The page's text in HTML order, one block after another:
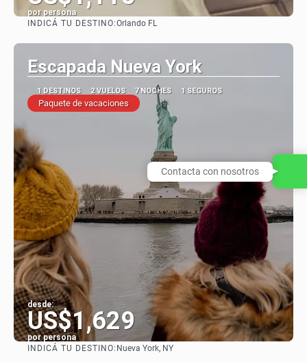
por persona
INDICÁ TU DESTINO:Orlando FL
Escapada Nueva York
1 DESTINOS 2 VUELOS 7 NOCHES 1 SEGUROS
Paquete de vacaciones
desde:
US$1,629
por persona
Ver
INDICÁ TU DESTINO: Nueva York, NY
Contacta con nosotros